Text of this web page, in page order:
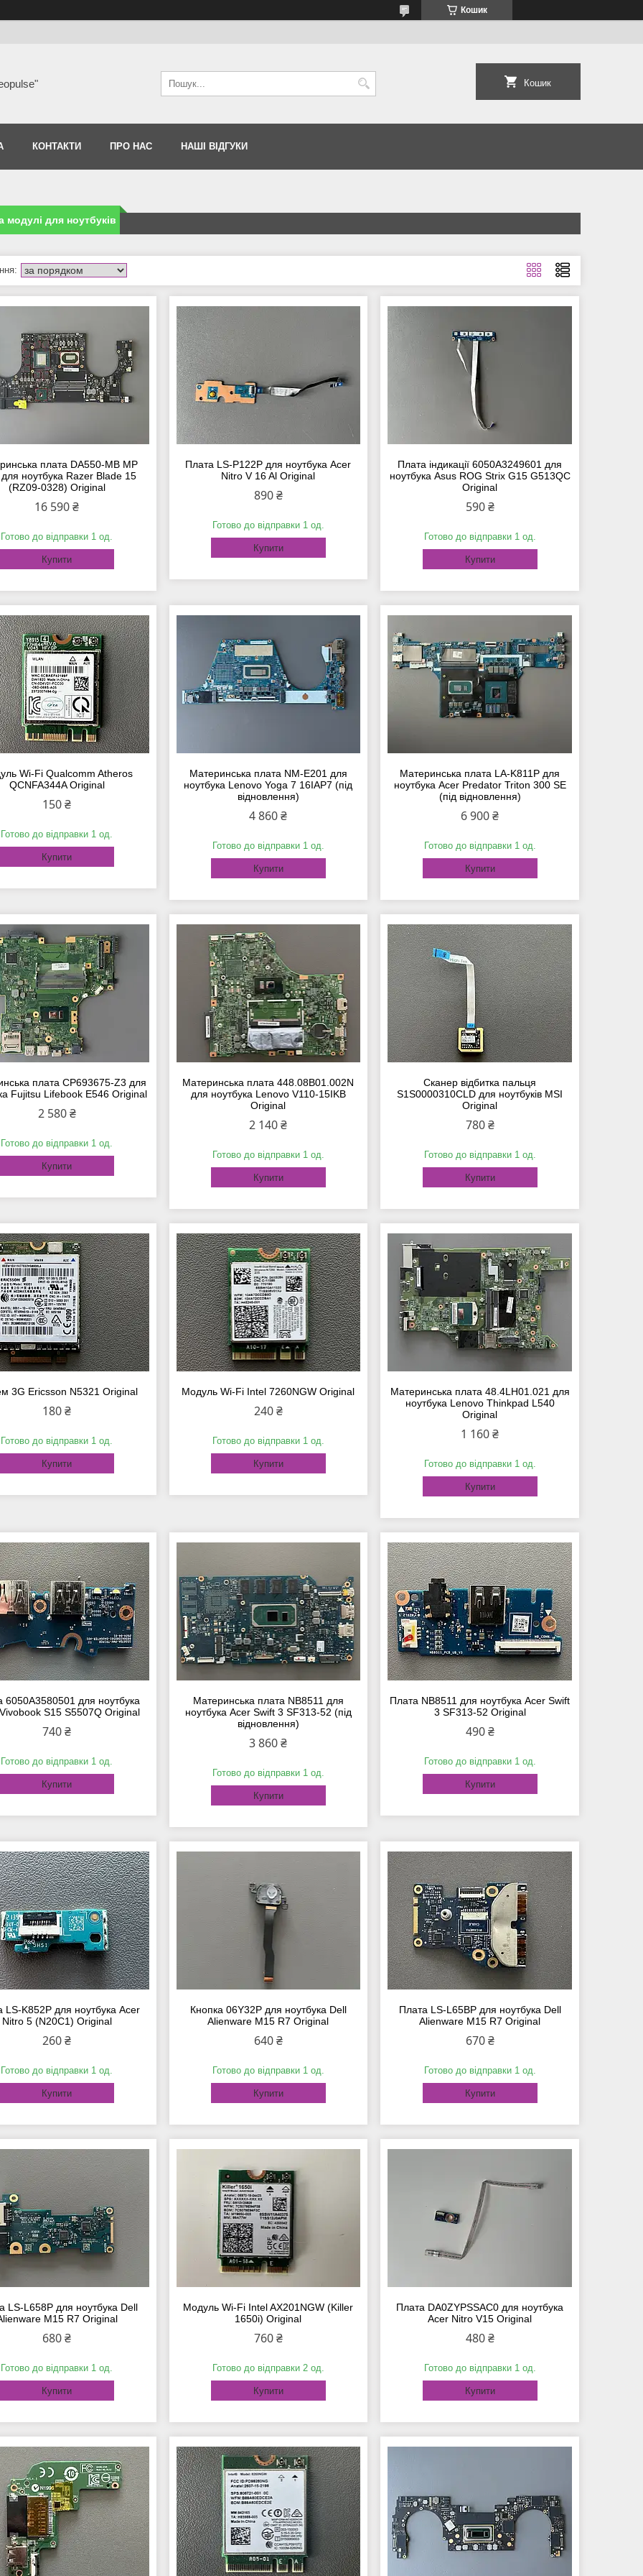
Кошик
Кошик
КОНТАКТИ ПРО НАС НАШІ ВІДГУКИ
модулі для ноутбуків
плата DA550-MB MP
ноутбука Razer Blade 15
(RZ09-0328) Original
16 590 ₴
Готово до відправки 1 од.
Купити
Плата LS-P122P для ноутбука Acer
Nitro V 16 Al Original
890 ₴
Готово до відправки 1 од.
Купити
Плата індикації 6050A3249601 для
ноутбука Asus ROG Strix G15 G513QC
Original
590 ₴
Готово до відправки 1 од.
Купити
Wi-Fi Qualcomm Atheros
QCNFA344A Original
150 ₴
Готово до відправки 1 од.
Купити
Материнська плата NM-E201 для
ноутбука Lenovo Yoga 7 16IAP7 (під
відновлення)
4 860 ₴
Готово до відправки 1 од.
Купити
Материнська плата LA-K811P для
ноутбука Acer Predator Triton 300 SE
(під відновлення)
6 900 ₴
Готово до відправки 1 од.
Купити
плата CP693675-Z3 для
Fujitsu Lifebook E546 Original
2 580 ₴
Готово до відправки 1 од.
Купити
Материнська плата 448.08B01.002N
для ноутбука Lenovo V110-15IKB
Original
2 140 ₴
Готово до відправки 1 од.
Купити
Сканер відбитка пальця
S1S0000310CLD для ноутбуків MSI
Original
780 ₴
Готово до відправки 1 од.
Купити
3G Ericsson N5321 Original
180 ₴
Готово до відправки 1 од.
Купити
Модуль Wi-Fi Intel 7260NGW Original
240 ₴
Готово до відправки 1 од.
Купити
Материнська плата 48.4LH01.021 для
ноутбука Lenovo Thinkpad L540
Original
1 160 ₴
Готово до відправки 1 од.
Купити
6050A3580501 для ноутбука
S15 S5507Q Original
740 ₴
Готово до відправки 1 од.
Купити
Материнська плата NB8511 для
ноутбука Acer Swift 3 SF313-52 (під
відновлення)
3 860 ₴
Готово до відправки 1 од.
Купити
Плата NB8511 для ноутбука Acer Swift
3 SF313-52 Original
490 ₴
Готово до відправки 1 од.
Купити
LS-K852P для ноутбука Acer
Nitro 5 (N20C1) Original
260 ₴
Готово до відправки 1 од.
Купити
Кнопка 06Y32P для ноутбука Dell
Alienware M15 R7 Original
640 ₴
Готово до відправки 1 од.
Купити
Плата LS-L65BP для ноутбука Dell
Alienware M15 R7 Original
670 ₴
Готово до відправки 1 од.
Купити
LS-L658P для ноутбука Dell
M15 R7 Original
680 ₴
Готово до відправки 1 од.
Купити
Модуль Wi-Fi Intel AX201NGW (Killer
1650i) Original
760 ₴
Готово до відправки 2 од.
Купити
Плата DA0ZYPSSAC0 для ноутбука
Acer Nitro V15 Original
480 ₴
Готово до відправки 1 од.
Купити